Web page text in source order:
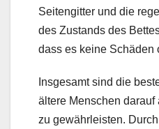
Seitengitter und die
des Zustands des
dass es keine Schäden
Insgesamt sind die
ältere Menschen
zu gewährleisten.